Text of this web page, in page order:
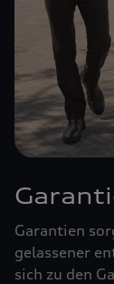
Garantien
gelassener
sich zu den